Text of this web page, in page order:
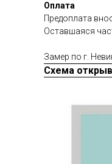
Оплата
Предоплата
Оставшаяся
Замер по г.
Схема